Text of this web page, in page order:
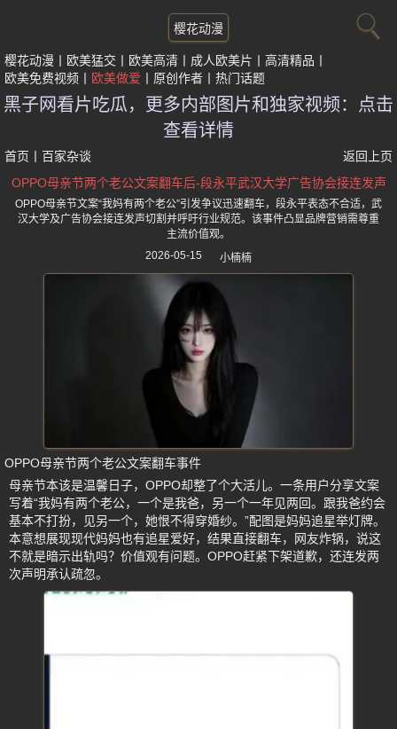
樱花动漫
樱花动漫 欧美猛交 欧美高清 成人欧美片
高清精品
欧美免费视频
欧美做爱 原创作者 热门话题
黑子网看片吃瓜，更多内部图片和独家视频：点击
查看详情
首页 百家杂谈
返回上页
OPPO母亲节两个老公文案翻车后-段永平武汉大学广告协会接连发声
OPPO母亲节文案“我妈有两个老公”引发争议迅速翻车，段永平表态不合适，武
汉大学及广告协会接连发声切割并呼吁行业规范。该事件凸显品牌营销需尊重
主流价值观。
2026-05-15
小楠楠
OPPO母亲节两个老公文案翻车事件
母亲节本该是温馨日子，OPPO却整了个大活儿。一条用户分享文案
写着“我妈有两个老公，一个是我爸，另一个一年见两回。跟我爸约会
基本不打扮，见另一个，她恨不得穿婚纱。”配图是妈妈追星举灯牌。
本意想展现现代妈妈也有追星爱好，结果直接翻车，网友炸锅，说这
不就是暗示出轨吗？价值观有问题。OPPO赶紧下架道歉，还连发两
次声明承认疏忽。